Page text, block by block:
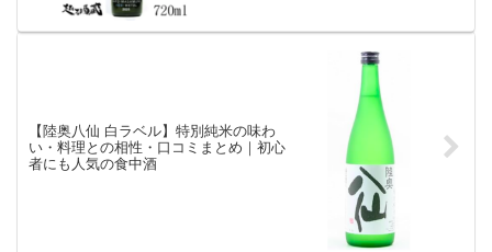
【陸奥八仙 白ラベル】特別純米の味わ
い・料理との相性・口コミまとめ｜初心
者にも人気の食中酒